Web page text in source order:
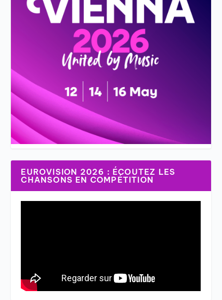
EUROVISION 2026 : ÉCOUTEZ LES
CHANSONS EN COMPÉTITION